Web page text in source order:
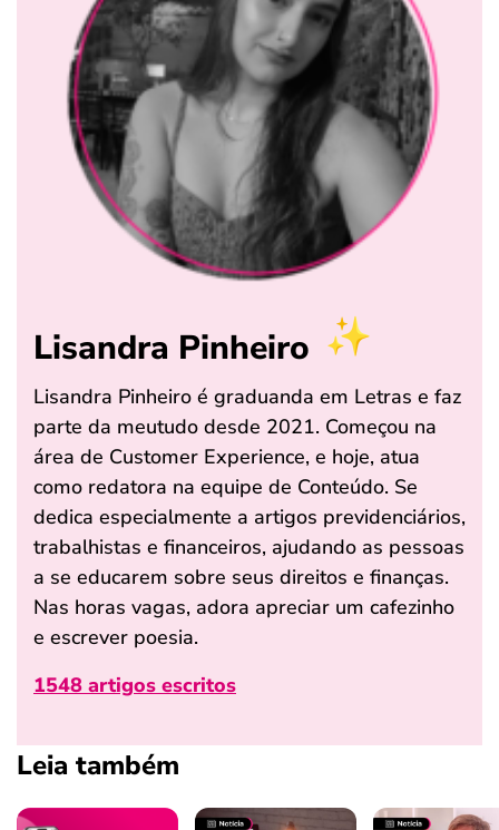
Lisandra Pinheiro
Lisandra Pinheiro é graduanda em Letras e faz
parte da meutudo desde 2021. Começou na
área de Customer Experience, e hoje, atua
como redatora na equipe de Conteúdo. Se
dedica especialmente a artigos previdenciários,
trabalhistas e financeiros, ajudando as pessoas
a se educarem sobre seus direitos e finanças.
Nas horas vagas, adora apreciar um cafezinho
e escrever poesia.
1548 artigos escritos
Leia também